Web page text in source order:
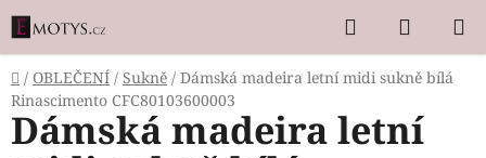
Přejít
na
obsah
Hledat
KOŠÍK
Domů
/ OBLEČENÍ / Sukně / Dámská madeira letní midi sukně bílá
Rinascimento CFC80103600003
Dámská madeira letní